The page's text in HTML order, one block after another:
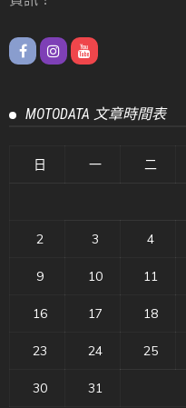
MOTODATA 文章時間表
日 一 二
2 3 4
9 10 11
16 17 18
23 24 25
30 31